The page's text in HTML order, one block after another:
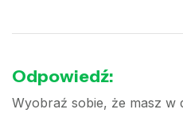
Odpowiedź:
Wyobraź sobie, że masz w